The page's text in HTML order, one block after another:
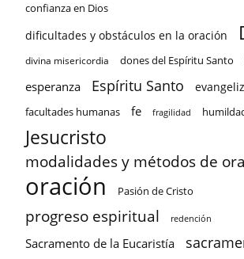
confianza en Dios
dificultades y obstáculos en la oración
divina misericordia dones del Espíritu Santo
esperanza Espíritu Santo
facultades humanas fe fragilidad
Jesucristo
modalidades y métodos de
oración Pasión de Cristo
progreso espiritual redención
Sacramento de la Eucaristía